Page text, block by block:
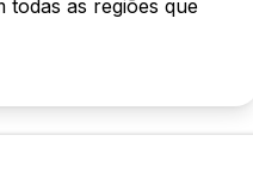
todas as regiões que